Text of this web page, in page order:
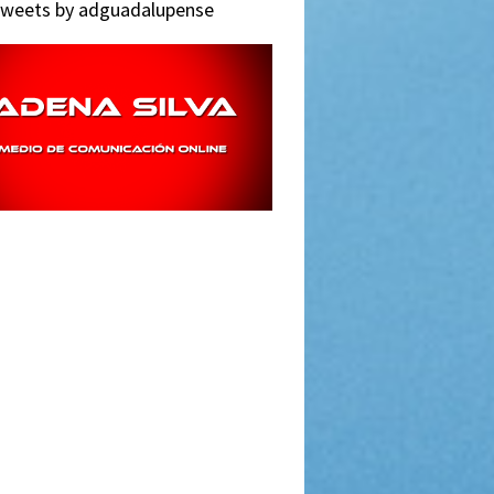
by adguadalupense